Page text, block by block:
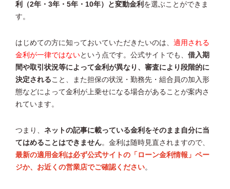
利（2年・3年・5年・10年）と変動金利 を選ぶことができま
す。
はじめての方に知っておいていただきたいのは、 適用される
金利が一律ではないという点です。公式サイトでも、 借入期
間や取引状況等によって金利が異なり、審査により段階的に
決定されること、また担保の状況・勤務先・組合員の加入形
態などによって金利が上乗せになる場合があることが案内さ
れています。
つまり、 ネットの記事に載っている金利をそのまま自分に当
てはめることはできません。金利は随時見直されますので、
最新の適用金利は必ず公式サイトの「ローン金利情報」ペー
ジか、お近くの営業店でご確認ください。